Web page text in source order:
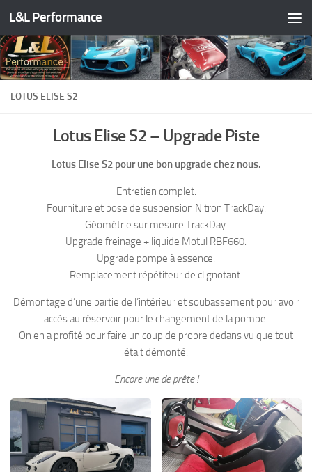
Skip to content
L&L Performance
LOTUS ELISE S2
Lotus Elise S2 – Upgrade Piste
Lotus Elise S2 pour une bon upgrade chez nous.
Entretien complet.
Fourniture et pose de suspension Nitron TrackDay.
Géométrie sur mesure TrackDay.
Upgrade freinage + liquide Motul RBF660.
Upgrade pompe à essence.
Remplacement répétiteur de clignotant.
Démontage d’une partie de l’intérieur et soubassement pour avoir
accès au réservoir pour le changement de la pompe.
On en a profité pour faire un coup de propre dedans vu que tout
était démonté.
Encore une de prête !